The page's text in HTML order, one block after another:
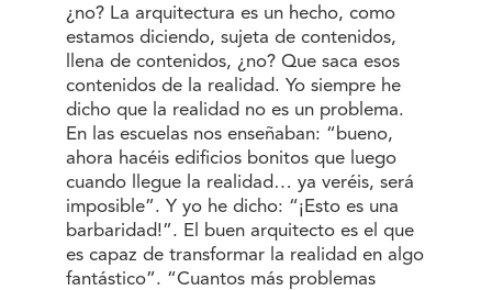
¿no? La arquitectura es un hecho, como
estamos diciendo, sujeta de contenidos,
llena de contenidos, ¿no? Que saca esos
contenidos de la realidad. Yo siempre he
dicho que la realidad no es un problema.
En las escuelas nos enseñaban: “bueno,
ahora hacéis edificios bonitos que luego
cuando llegue la realidad… ya veréis, será
imposible”. Y yo he dicho: “¡Esto es una
barbaridad!”. El buen arquitecto es el que
es capaz de transformar la realidad en algo
fantástico”. “Cuantos más problemas